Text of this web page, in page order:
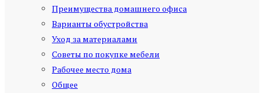
Преимущества домашнего офиса
Варианты обустройства
Уход за материалами
Советы по покупке мебели
Рабочее место дома
Общее